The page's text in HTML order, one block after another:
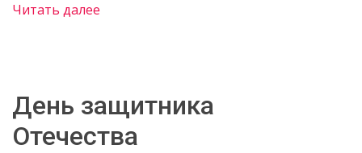
Читать далее
День защитника
Отечества